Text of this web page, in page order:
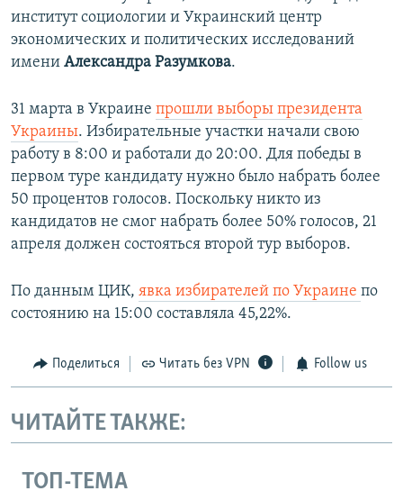
институт социологии и Украинский центр
экономических и политических исследований
имени Александра Разумкова.
31 марта в Украине прошли выборы президента
Украины. Избирательные участки начали свою
работу в 8:00 и работали до 20:00. Для победы в
первом туре кандидату нужно было набрать более
50 процентов голосов. Поскольку никто из
кандидатов не смог набрать более 50% голосов, 21
апреля должен состояться второй тур выборов.
По данным ЦИК, явка избирателей по Украине по
состоянию на 15:00 составляла 45,22%.
Поделиться Читать без VPN Follow us
ЧИТАЙТЕ ТАКЖЕ:
ТОП-ТЕМА